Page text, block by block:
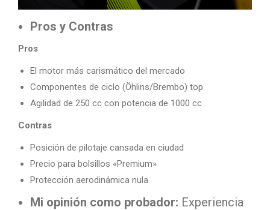
Pros y Contras
Pros
El motor más carismático del mercado
Componentes de ciclo (Öhlins/Brembo) top
Agilidad de 250 cc con potencia de 1000 cc
Contras
Posición de pilotaje cansada en ciudad
Precio para bolsillos «Premium»
Protección aerodinámica nula
Mi opinión como probador: Experiencia